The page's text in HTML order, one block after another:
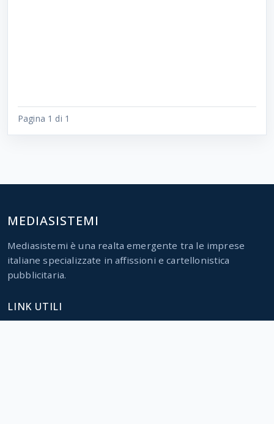
Pagina 1 di 1
MEDIASISTEMI
Mediasistemi è una realta emergente tra le imprese
italiane specializzate in affissioni e cartellonistica
pubblicitaria.
LINK UTILI